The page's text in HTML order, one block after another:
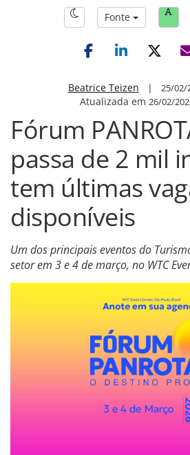
Fonte
Beatrice Teizen | 25/02/
Atualizada em 26/02/
Fórum
passa de 2 mil
tem últimas
disponíveis
Um dos principais eventos do
setor em 3 e 4 de março, no WTC